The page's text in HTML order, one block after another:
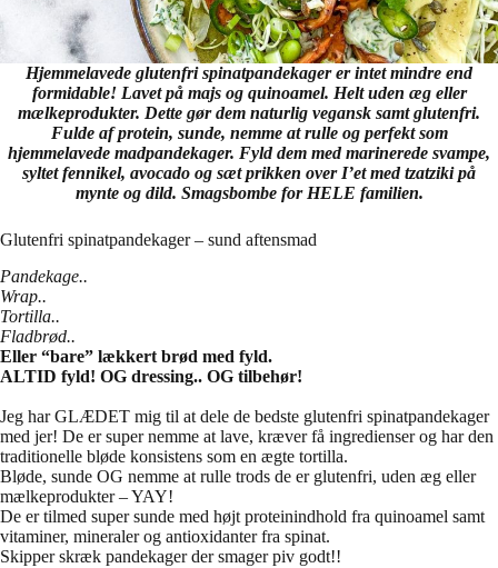
Hjemmelavede glutenfri spinatpandekager er intet mindre end
formidable! Lavet på majs og quinoamel. Helt uden æg eller
mælkeprodukter. Dette gør dem naturlig vegansk samt glutenfri.
Fulde af protein, sunde, nemme at rulle og perfekt som
hjemmelavede madpandekager. Fyld dem med marinerede svampe,
syltet fennikel, avocado og sæt prikken over I’et med tzatziki på
mynte og dild. Smagsbombe for HELE familien.
Glutenfri spinatpandekager – sund aftensmad
Pandekage..
Wrap..
Tortilla..
Fladbrød..
Eller “bare” lækkert brød med fyld.
ALTID fyld! OG dressing.. OG tilbehør!
Jeg har GLÆDET mig til at dele de bedste glutenfri spinatpandekager
med jer! De er super nemme at lave, kræver få ingredienser og har den
traditionelle bløde konsistens som en ægte tortilla.
Bløde, sunde OG nemme at rulle trods de er glutenfri, uden æg eller
mælkeprodukter – YAY!
De er tilmed super sunde med højt proteinindhold fra quinoamel samt
vitaminer, mineraler og antioxidanter fra spinat.
Skipper skræk pandekager der smager piv godt!!